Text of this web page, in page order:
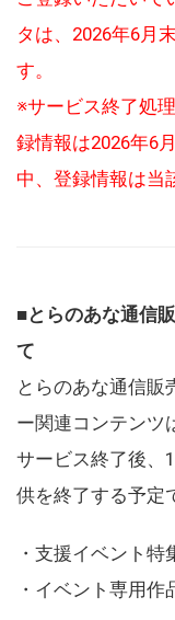
タは、2026年6月
す。
※サービス終了処
録情報は2026年6
中、登録情報は当
■とらのあな通信
て
とらのあな通信販
ー関連コンテンツ
サービス終了後、
供を終了する予定
・支援イベント特
・イベント専用